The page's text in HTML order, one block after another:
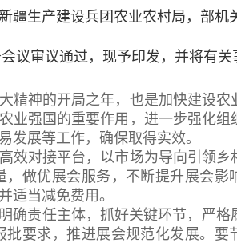
生产建设兵团农业农村局，部机
议审议通过，现予印发，并将有关
精神的开局之年，也是加快建设农
业强国的重要作用，进一步强化组
发展等工作，确保取得实效。
效对接平台，以市场为导向引领乡
做优展会服务，不断提升展会影
适当减免费用。
确责任主体，抓好关键环节，严格
要求，推进展会规范化发展。要